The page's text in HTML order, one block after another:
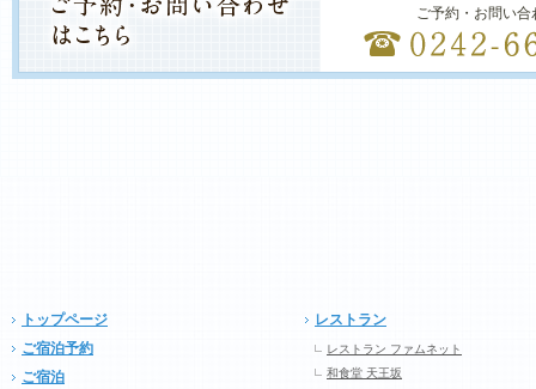
ご予約・お問い
トップページ
ご宿泊予約
ご宿泊
レストラン
レストラン ファムネット
和食堂 天王坂